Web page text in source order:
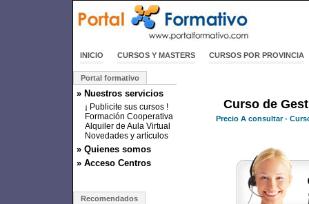
INICIO CURSOS Y MASTERS CURSOS POR PROVINCIA
Portal formativo
» Nuestros servicios
¡ Publicite sus cursos !
Formación Cooperativa
Alquiler de Aula Virtual
Novedades y artículos
» Quienes somos
» Acceso Centros
Recomendados
Curso de
Precio A consultar -